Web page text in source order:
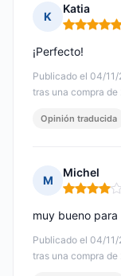
K
Katia
Nota: 5 de
Publicado el 04/
tras una compra
¡Perfecto!
Opinión traducida
M
Michel
Nota: 4 de
Publicado el 04/
tras una compra
muy bueno